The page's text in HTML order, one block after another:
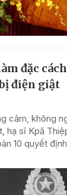
đặc
điện giật
cảm, không
hạ sĩ Kpă
10 quyết